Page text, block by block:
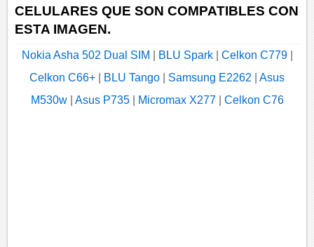
CELULARES QUE SON COMPATIBLES CON
ESTA IMAGEN.
Nokia Asha 502 Dual SIM BLU Spark| Celkon C779|
Celkon C66+
BLU Tango Samsung E2262
Asus
M530w| Asus P735| Micromax X277| Celkon C76